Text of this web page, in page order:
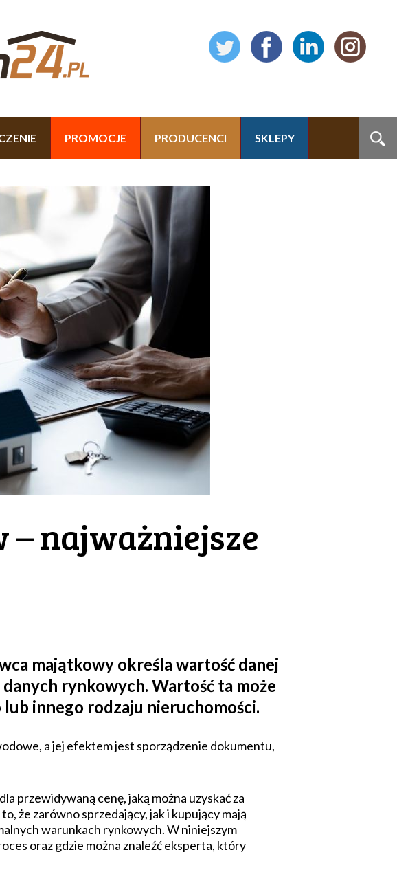
PROMOCJE PRODUCENCI SKLEPY
– najważniejsze
majątkowy określa wartość danej
rynkowych. Wartość ta może
innego rodzaju nieruchomości.
a jej efektem jest sporządzenie dokumentu,
przewidywaną cenę, jaką można uzyskać za
że zarówno sprzedający, jak i kupujący mają
warunkach rynkowych. W niniejszym
oraz gdzie można znaleźć eksperta, który